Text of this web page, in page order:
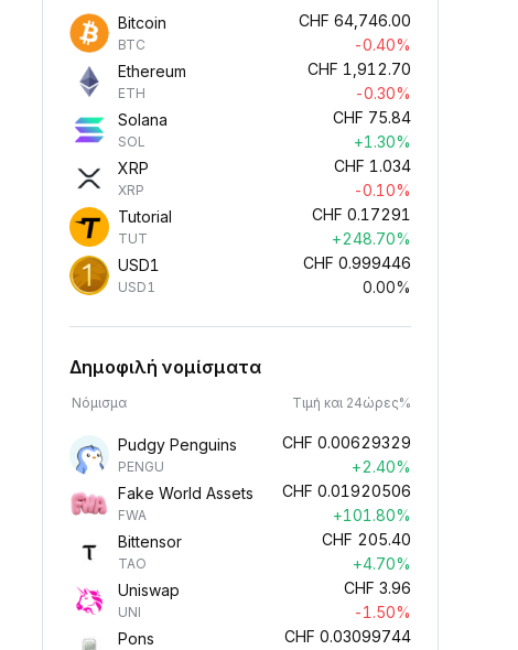
Bitcoin
BTC
CHF 64,746.00
-0.40%
Ethereum
ETH
CHF 1,912.70
-0.30%
Solana
SOL
CHF 75.84
+1.30%
XRP
XRP
CHF 1.034
-0.10%
Tutorial
TUT
CHF 0.17291
+248.70%
USD1
USD1
CHF 0.999446
0.00%
Δημοφιλή νομίσματα
Νόμισμα Τιμή και 24ώρες%
Pudgy Penguins
PENGU
CHF 0.00629329
+2.40%
Fake World Assets
FWA
CHF 0.01920506
+101.80%
Bittensor
TAO
CHF 205.40
+4.70%
Uniswap
UNI
CHF 3.96
-1.50%
Pons
CHF 0.03099744